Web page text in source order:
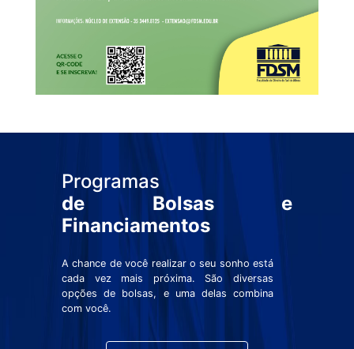
Programas
de Bolsas e
Financiamentos
A chance de você realizar o seu sonho está
cada vez mais próxima. São diversas
opções de bolsas, e uma delas combina
com você.